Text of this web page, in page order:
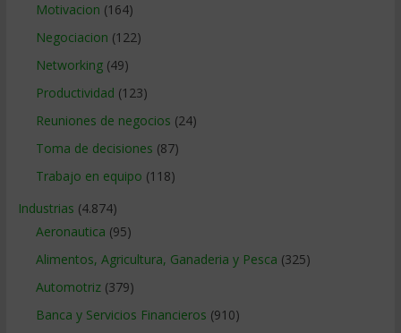
Motivacion (164)
Negociacion (122)
Networking(49)
Productividad (123)
Reuniones de negocios (24)
Toma de decisiones (87)
Trabajo en equipo (118)
Industrias (4.874)
Aeronautica (95)
Alimentos, Agricultura, Ganaderia y Pesca (325)
Automotriz(379)
Banca y Servicios Financieros (910)